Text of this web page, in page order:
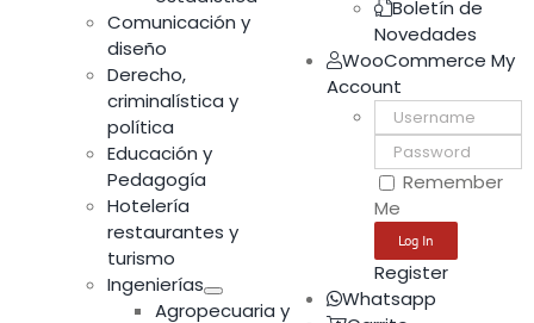
Comunicación y
diseño
Derecho,
criminalística y
política
Educación y
Pedagogía
Hotelería
restaurantes y
turismo
Ingenierías
Agropecuaria y
Boletín de
Novedades
WooCommerce My
Account
Username:
Password:
Remember
Me
Register
Whatsapp